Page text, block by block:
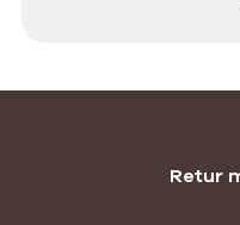
Retur